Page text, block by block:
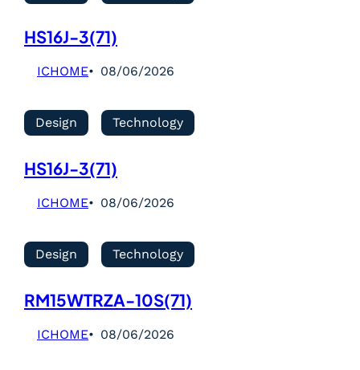
HS16J-3(71)
ICHOME 08/06/2026
Design Technology
HS16J-3(71)
ICHOME 08/06/2026
Design Technology
RM15WTRZA-10S(71)
ICHOME 08/06/2026